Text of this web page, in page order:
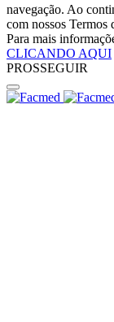
navegação. Ao
com nossos Termos
Para mais
CLICANDO AQUI
PROSSEGUIR